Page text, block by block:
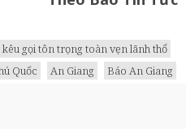
kêu gọi tôn trọng toàn vẹn lãnh thổ
Quốc An Giang Báo An Giang